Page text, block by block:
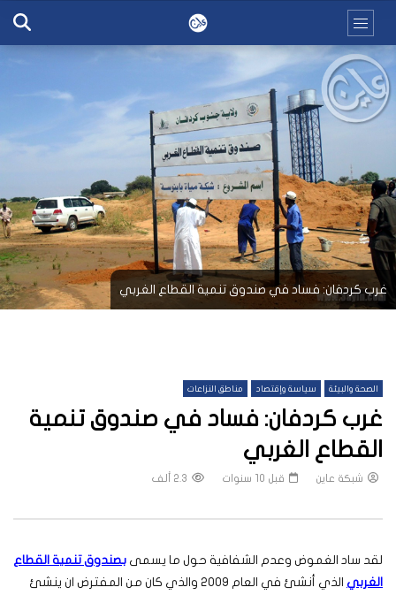
غرب كردفان: فساد في صندوق تنمية القطاع الغربي
الصحة والبيئة سياسة وإقتصاد مناطق النزاعات
غرب كردفان: فساد في صندوق تنمية
القطاع الغربي
شبكة عاين قبل 10 سنوات 2.3 ألف
لقد ساد الغموض وعدم الشفافية حول ما يسمى بصندوق تنمية القطاع
الغربي
الذي أنشئ في العام ٢٠٠٩ والذي كان من المفترض ان ينشئ